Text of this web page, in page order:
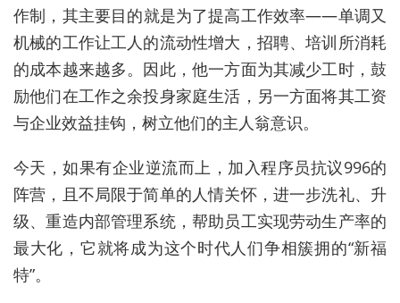
作制，其主要目的就是为了提高工作效率——单调又
机械的工作让工人的流动性增大，招聘、培训所消耗
的成本越来越多。因此，他一方面为其减少工时，鼓
励他们在工作之余投身家庭生活，另一方面将其工资
与企业效益挂钩，树立他们的主人翁意识。
今天，如果有企业逆流而上，加入程序员抗议996的
阵营，且不局限于简单的人情关怀，进一步洗礼、升
级、重造内部管理系统，帮助员工实现劳动生产率的
最大化，它就将成为这个时代人们争相簇拥的“新福
特”。